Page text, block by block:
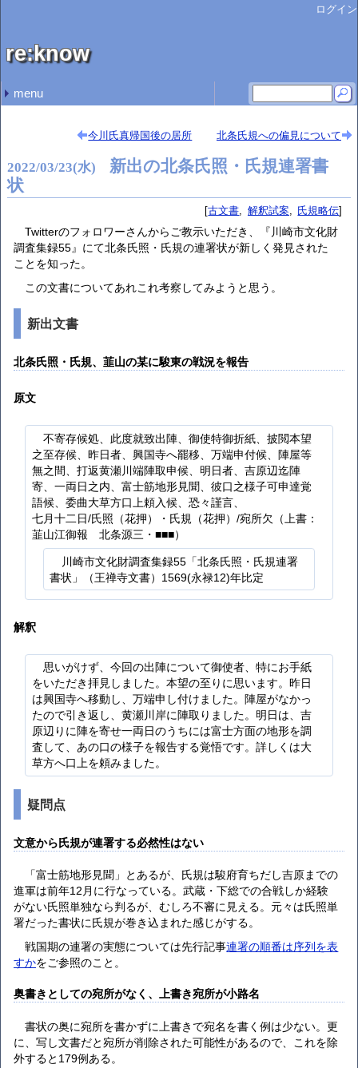
ログイン
re:know
menu
今川氏真帰国後の居所 北条氏規への偏見について
2022/03/23(水)
新出の北条氏照・氏規連署書
状
古文書 解釈試案 氏規略伝
Twitterのフォロワーさんからご教示いただき、『川崎市文化財
調査集録55』にて北条氏照・氏規の連署状が新しく発見された
ことを知った。
この文書についてあれこれ考察してみようと思う。
新出文書
北条氏照・氏規、韮山の某に駿東の戦況を報告
原文
不寄存候処、此度就致出陣、御使特御折紙、披閲本望
之至存候、昨日者、興国寺へ罷移、万端申付候、陣屋等
無之間、打返黄瀬川端陣取申候、明日者、吉原辺迄陣
寄、一両日之内、富士筋地形見聞、彼口之様子可申達覚
語候、委曲大草方口上頼入候、恐々謹言、
七月十二日/氏照（花押）・氏規（花押）/宛所欠（上書：
韮山江御報 北条源三・■■■）
川崎市文化財調査集録55「北条氏照・氏規連署
書状」（王禅寺文書）1569(永禄12)年比定
解釈
思いがけず、今回の出陣について御使者、特にお手紙
をいただき拝見しました。本望の至りに思います。昨日
は興国寺へ移動し、万端申し付けました。陣屋がなかっ
たので引き返し、黄瀬川岸に陣取りました。明日は、吉
原辺りに陣を寄せ一両日のうちには富士方面の地形を調
査して、あの口の様子を報告する覚悟です。詳しくは大
草方へ口上を頼みました。
疑問点
文意から氏規が連署する必然性はない
「富士筋地形見聞」とあるが、氏規は駿府育ちだし吉原までの
進軍は前年12月に行なっている。武蔵・下総での合戦しか経験
がない氏照単独なら判るが、むしろ不審に見える。元々は氏照単
署だった書状に氏規が巻き込まれた感じがする。
戦国期の連署の実態については先行記事連署の順番は序列を表
すかをご参照のこと。
奥書きとしての宛所がなく、上書き宛所が小路名
書状の奥に宛所を書かずに上書きで宛名を書く例は少ない。更
に、写し文書だと宛所が削除された可能性があるので、これを除
外すると179例ある。